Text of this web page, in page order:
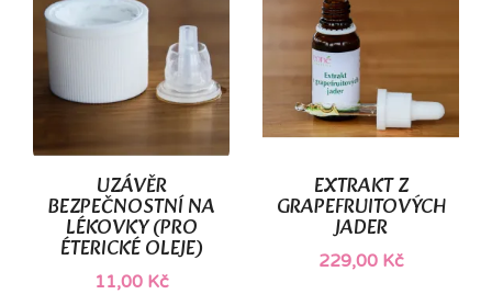
UZÁVĚR
BEZPEČNOSTNÍ NA
LÉKOVKY (PRO
ÉTERICKÉ OLEJE)
11,00 Kč
EXTRAKT Z
GRAPEFRUITOVÝCH
JADER
229,00 Kč